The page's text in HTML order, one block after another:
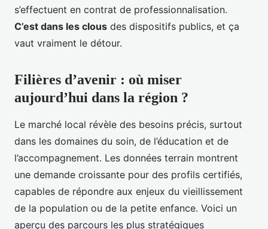
s’effectuent en contrat de professionnalisation.
C’est dans les clous des dispositifs publics, et ça
vaut vraiment le détour.
Filières d’avenir : où miser
aujourd’hui dans la région ?
Le marché local révèle des besoins précis, surtout
dans les domaines du soin, de l’éducation et de
l’accompagnement. Les données terrain montrent
une demande croissante pour des profils certifiés,
capables de répondre aux enjeux du vieillissement
de la population ou de la petite enfance. Voici un
aperçu des parcours les plus stratégiques